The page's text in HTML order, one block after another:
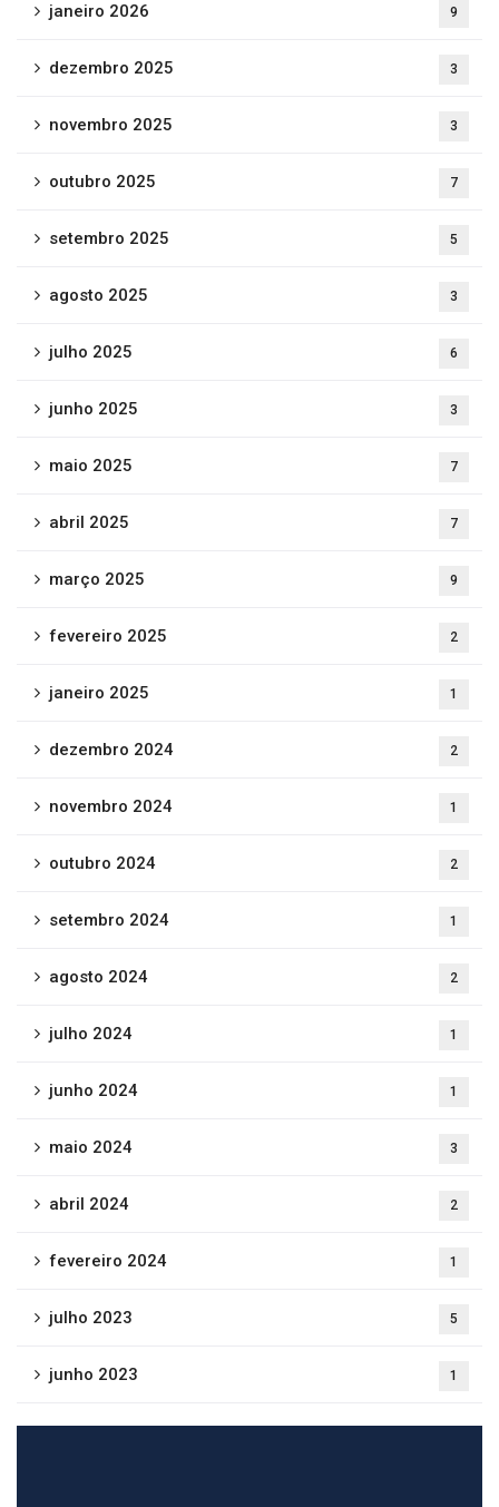
janeiro 2026 9
dezembro 2025 3
novembro 2025 3
outubro 2025 7
setembro 2025 5
agosto 2025 3
julho 2025 6
junho 2025 3
maio 2025 7
abril 2025 7
março 2025 9
fevereiro 2025 2
janeiro 2025 1
dezembro 2024 2
novembro 2024 1
outubro 2024 2
setembro 2024 1
agosto 2024 2
julho 2024 1
junho 2024 1
maio 2024 3
abril 2024 2
fevereiro 2024 1
julho 2023 5
junho 2023 1